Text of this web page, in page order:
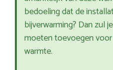
bedoeling dat de
bijverwarming? Dan zul
moeten toevoegen
warmte.